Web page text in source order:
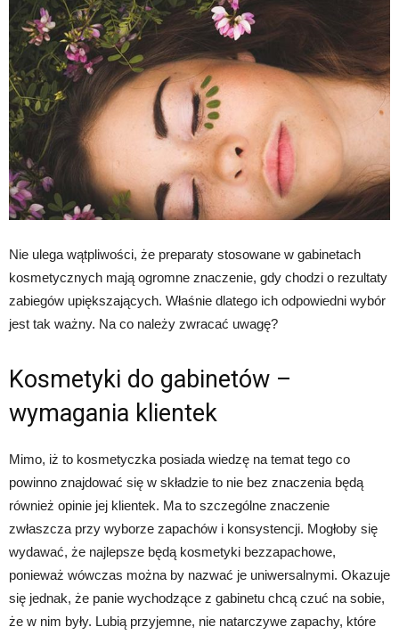
Nie ulega wątpliwości, że preparaty stosowane w gabinetach
kosmetycznych mają ogromne znaczenie, gdy chodzi o rezultaty
zabiegów upiększających. Właśnie dlatego ich odpowiedni wybór
jest tak ważny. Na co należy zwracać uwagę?
Kosmetyki do gabinetów –
wymagania klientek
Mimo, iż to kosmetyczka posiada wiedzę na temat tego co
powinno znajdować się w składzie to nie bez znaczenia będą
również opinie jej klientek. Ma to szczególne znaczenie
zwłaszcza przy wyborze zapachów i konsystencji. Mogłoby się
wydawać, że najlepsze będą kosmetyki bezzapachowe,
ponieważ wówczas można by nazwać je uniwersalnymi. Okazuje
się jednak, że panie wychodzące z gabinetu chcą czuć na sobie,
że w nim były. Lubią przyjemne, nie natarczywe zapachy, które